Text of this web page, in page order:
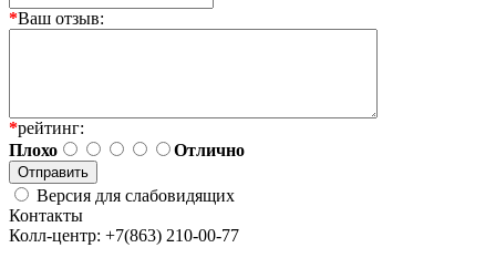
*Ваш отзыв:
*рейтинг:
Плохо
Отлично
Версия для слабовидящих
Контакты
Колл-центр: +7(863) 210-00-77